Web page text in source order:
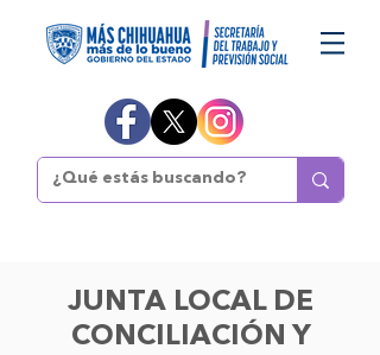
JUNTA LOCAL DE
CONCILIACIÓN Y